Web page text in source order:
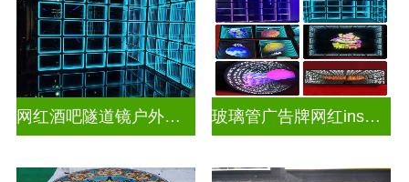
网红酒吧隧道镜户外门头招牌深渊镜千层镜 玻璃管广告牌网红ins灯带造型装饰千层镜深渊镜